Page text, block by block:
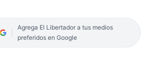
Agrega El Libertador a tus medios
preferidos en Google